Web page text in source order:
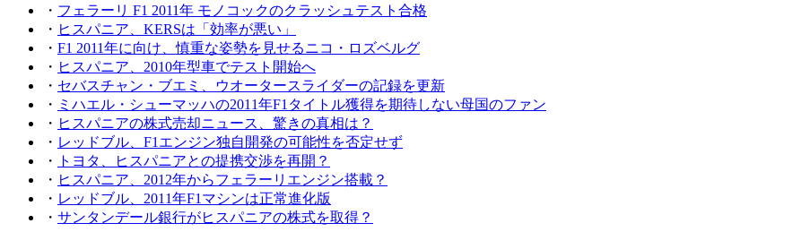
・ フェラーリ F1 2011年 モノコックのクラッシュテスト合格
・ ヒスパニア、KERSは「効率が悪い」
・ F1 2011年に向け、慎重な姿勢を見せるニコ・ロズベルグ
・ ヒスパニア、2010年型車でテスト開始へ
・ セバスチャン・ブエミ、ウオータースライダーの記録を更新
・ ミハエル・シューマッハの2011年F1タイトル獲得を期待しない母国のファン
・ ヒスパニアの株式売却ニュース、驚きの真相は？
・ レッドブル、F1エンジン独自開発の可能性を否定せず
・
トヨタ、ヒスパニアとの提携交渉を再開？
・ ヒスパニア、2012年からフェラーリエンジン搭載？
・ レッドブル、2011年F1マシンは正常進化版
・ サンタンデール銀行がヒスパニアの株式を取得？